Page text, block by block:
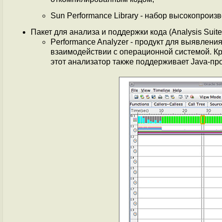
Sun Performance Library - набор
Пакет для анализа и поддержки кода (Analysis
Performance Analyzer - продукт для
взаимодействии с операционной системой.
этот анализатор также поддерживает Java-